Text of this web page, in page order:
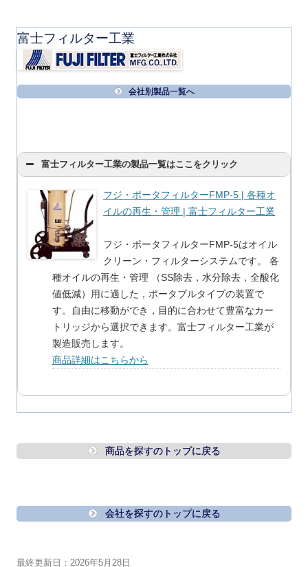
富士フィルター工業
会社別製品一覧へ
富士フィルター工業の製品一覧はここをクリック
フジ・ポータフィルターFMP-5 | 各種オ
イルの再生・管理 | 富士フィルター工業
フジ・ポータフィルターFMP-5はオイル
クリーン・フィルターシステムです。 各
種オイルの再生・管理 （SS除去，水分除去，全酸化
値低減）用に適した，ポータブルタイプの装置で
す。自由に移動ができ，目的に合わせて豊富なカー
トリッジから選択できます。富士フィルター工業が
製造販売します。
商品詳細はこちらから
商品を探すのトップに戻る
会社を探すのトップに戻る
最終更新日：2026年5月28日